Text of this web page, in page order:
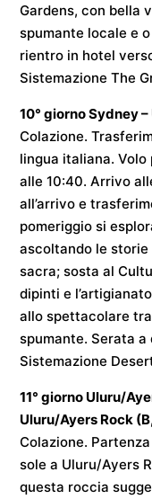
Gardens, con bella
spumante locale e
rientro in hotel
SistemazioneThe
10° giornoSydney
Colazione.
lingua italiana. Volo
alle10:40. Arrivo
all’arrivo e
pomeriggio si
ascoltando le
sacra; sosta al
dipinti e
allo spettacolare
spumante. Serata a
Sistemazione
11° giorno Uluru/
Uluru/Ayers Rock
Colazione.
sole a Uluru/Ayers
questa roccia